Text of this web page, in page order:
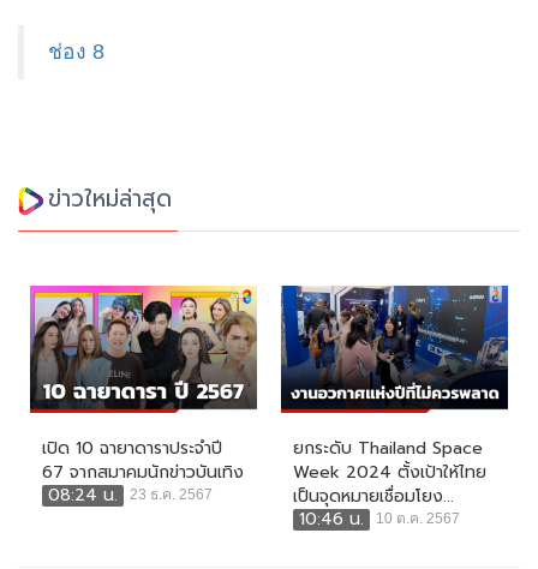
ช่อง 8
ข่าวใหม่ล่าสุด
เปิด 10 ฉายาดาราประจำปี
67 จากสมาคมนักข่าวบันเทิง
08:24 น.
23 ธ.ค. 2567
ยกระดับ Thailand Space
Week 2024 ตั้งเป้าให้ไทย
เป็นจุดหมายเชื่อมโยง...
10:46 น.
10 ต.ค. 2567